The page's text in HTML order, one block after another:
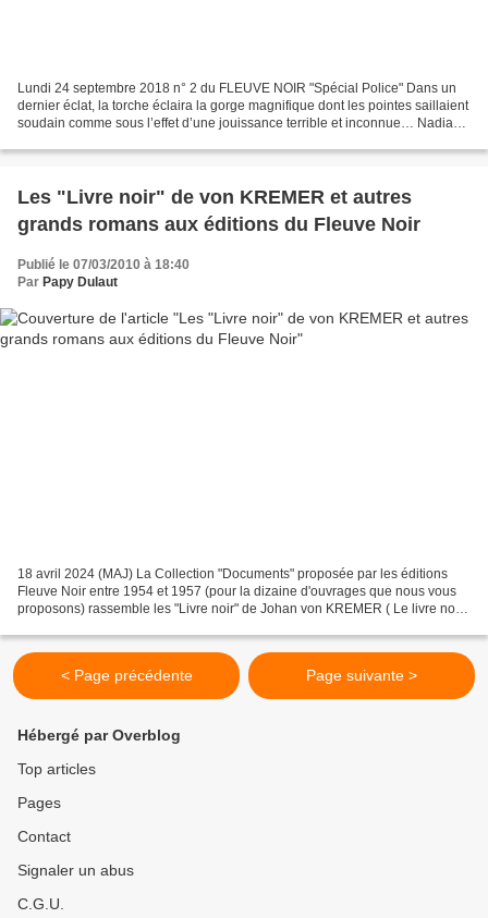
Lundi 24 septembre 2018 n° 2 du FLEUVE NOIR "Spécial Police" Dans un
dernier éclat, la torche éclaira la gorge magnifique dont les pointes saillaient
soudain comme sous l’effet d’une jouissance terrible et inconnue… Nadia
Les "Livre noir" de von KREMER et autres
grands romans aux éditions du Fleuve Noir
Publié le 07/03/2010 à 18:40
Par Papy Dulaut
18 avril 2024 (MAJ) La Collection "Documents" proposée par les éditions
Fleuve Noir entre 1954 et 1957 (pour la dizaine d'ouvrages que nous vous
proposons) rassemble les "Livre noir" de Johan von KREMER ( Le livre noir
< Page précédente Page suivante >
Hébergé par Overblog
Top articles
Pages
Contact
Signaler un abus
C.G.U.